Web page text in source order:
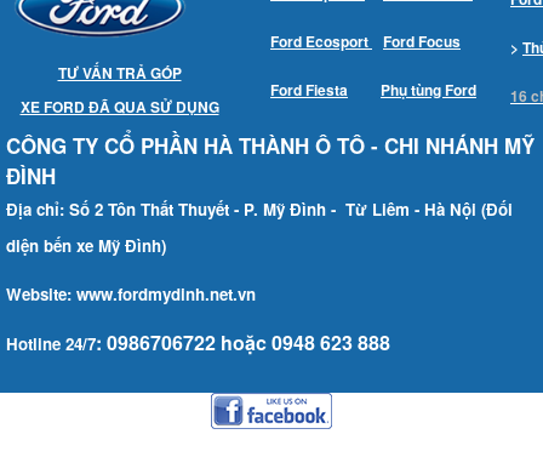
TƯ VẤN TRẢ GÓP
XE FORD ĐÃ QUA SỬ DỤNG
Ford Ecosport Ford Focus
Ford Fiesta Phụ tùng Ford
>
16
CÔNG TY CỔ PHẦN HÀ THÀNH Ô TÔ - CHI NHÁNH MỸ
ĐÌNH
Địa chỉ: Số 2 Tôn Thất Thuyết - P. Mỹ Đình - Từ Liêm - Hà Nội (Đối
diện bến xe Mỹ Đình)
Website: www.fordmydinh.net.vn
Hotline 24/7: 0986706722 hoặc 0948 623 888